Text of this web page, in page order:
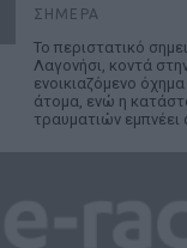
ΣΉΜΕΡΑ
Το περιστατικό
Λαγονήσι, κοντά
ενοικιαζόμενο
άτομα, ενώ η
τραυματιών εμπνέει